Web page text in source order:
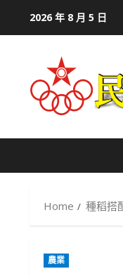
2026 年 8 月 5 日
Home 種稻搭
農業